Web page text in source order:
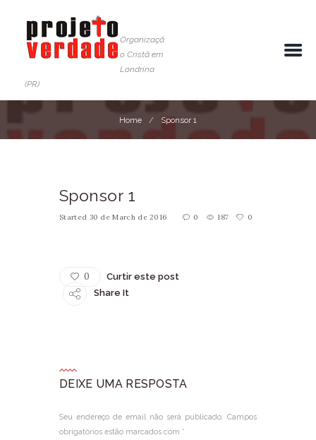
Organizaçã
o Cristã em
Londrina
(PR)
Home Sponsor 1
Sponsor 1
Started 30 de March de 2016 0 187 0
0
Curtir este post
Share It
DEIXE UMA RESPOSTA
Seu endereço de email não será publicado. Campos
obrigatórios estão marcados com *